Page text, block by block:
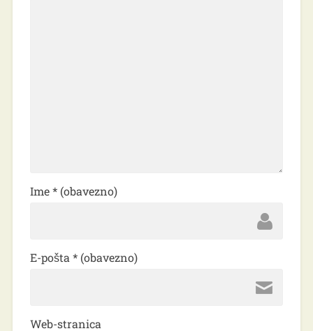
Ime* (obavezno)
E-pošta * (obavezno)
Web-stranica